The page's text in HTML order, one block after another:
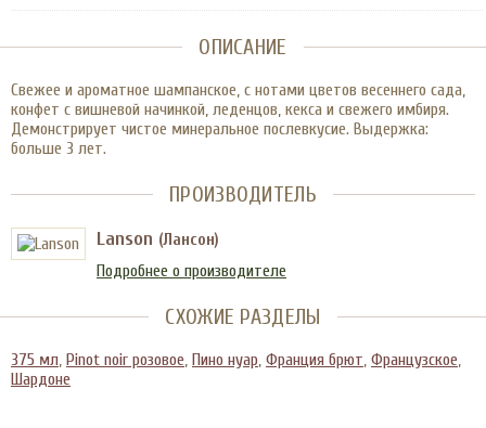
ОПИСАНИЕ
Свежее и ароматное шампанское, с нотами цветов весеннего сада,
конфет с вишневой начинкой, леденцов, кекса и свежего имбиря.
Демонстрирует чистое минеральное послевкусие. Выдержка:
больше 3 лет.
ПРОИЗВОДИТЕЛЬ
Lanson (Лансон)
Подробнее о производителе
СХОЖИЕ РАЗДЕЛЫ
375 мл, Pinot noir розовое, Пино нуар, Франция брют, Французское,
Шардоне